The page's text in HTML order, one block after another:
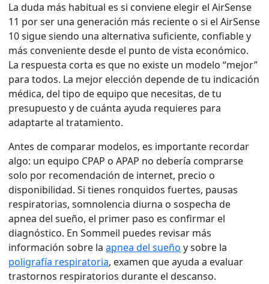
La duda más habitual es si conviene elegir el AirSense
11 por ser una generación más reciente o si el AirSense
10 sigue siendo una alternativa suficiente, confiable y
más conveniente desde el punto de vista económico.
La respuesta corta es que no existe un modelo “mejor”
para todos. La mejor elección depende de tu indicación
médica, del tipo de equipo que necesitas, de tu
presupuesto y de cuánta ayuda requieres para
adaptarte al tratamiento.
Antes de comparar modelos, es importante recordar
algo: un equipo CPAP o APAP no debería comprarse
solo por recomendación de internet, precio o
disponibilidad. Si tienes ronquidos fuertes, pausas
respiratorias, somnolencia diurna o sospecha de
apnea del sueño, el primer paso es confirmar el
diagnóstico. En Sommeil puedes revisar más
información sobre la apnea del sueño y sobre la
poligrafía respiratoria, examen que ayuda a evaluar
trastornos respiratorios durante el descanso.